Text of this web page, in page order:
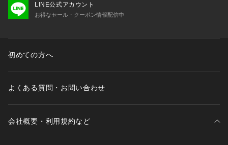
LINE公式アカウント
お得なセール・クーポン情報配信中
初めての方へ
よくある質問・お問い合わせ
会社概要・利用規約など